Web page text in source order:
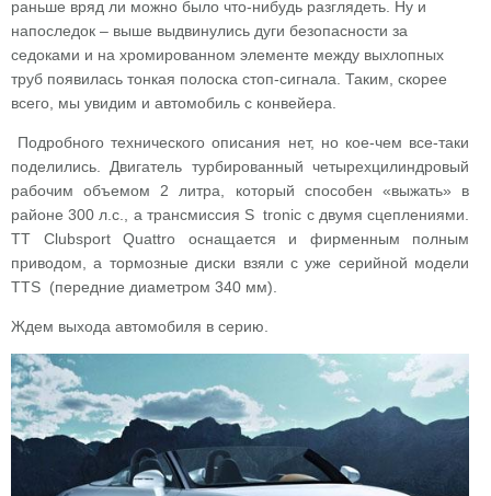
раньше вряд ли можно было что-нибудь разглядеть. Ну и
напоследок – выше выдвинулись дуги безопасности за
седоками и на хромированном элементе между выхлопных
труб появилась тонкая полоска стоп-сигнала. Таким, скорее
всего, мы увидим и автомобиль с конвейера.
Подробного технического описания нет, но кое-чем все-таки
поделились. Двигатель турбированный четырехцилиндровый
рабочим объемом 2 литра, который способен «выжать» в
районе 300 л.с., а трансмиссия S tronic с двумя сцеплениями.
TT Clubsport Quattro оснащается и фирменным полным
приводом, а тормозные диски взяли с уже серийной модели
TTS (передние диаметром 340 мм).
Ждем выхода автомобиля в серию.